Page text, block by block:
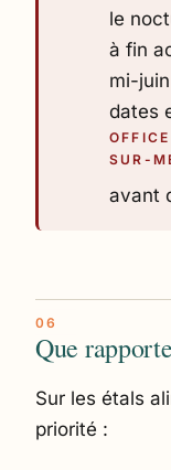
le
à fin
mi-
dates
SUR-
avant
Que
Sur les étals
priorité :